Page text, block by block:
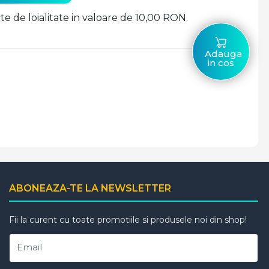
Adauga
in cos
de loialitate in valoare de 10,00 RON.
ABONEAZA-TE LA NEWSLETTER
Fii la curent cu toate promotiile si produsele noi din shop!
Email